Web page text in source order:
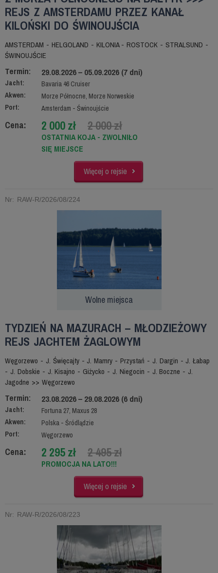
REJS Z AMSTERDAMU PRZEZ KANAŁ
KILOŃSKI DO ŚWINOUJŚCIA
AMSTERDAM - HELGOLAND - KILONIA - ROSTOCK - STRALSUND -
ŚWINOUJŚCIE
Termin: 29.08.2026 – 05.09.2026 (7 dni)
Jacht:
Bavaria 46 Cruiser
Akwen:
Morze Północne, Morze Norweskie
Port:
Amsterdam - Świnoujście
Cena: 2 000 zł 2 000 zł
OSTATNIA KOJA - ZWOLNIŁO
SIĘ MIEJSCE
Więcej o rejsie
Nr: RAW-R/2026/08/224
Wolne miejsca
TYDZIEŃ NA MAZURACH – MŁODZIEŻOWY
REJS JACHTEM ŻAGLOWYM
Węgorzewo - J. Święcajty - J. Mamry - Przystań - J. Dargin - J. Łabap
- J. Dobskie - J. Kisajno - Giżycko - J. Niegocin - J. Boczne - J.
Jagodne >> Węgorzewo
Termin: 23.08.2026 – 29.08.2026 (6 dni)
Jacht:
Fortuna 27, Maxus 28
Akwen:
Polska - Śródlądzie
Port:
Węgorzewo
Cena: 2 295 zł 2 495 zł
PROMOCJA NA LATO!!!
Więcej o rejsie
Nr: RAW-R/2026/08/223